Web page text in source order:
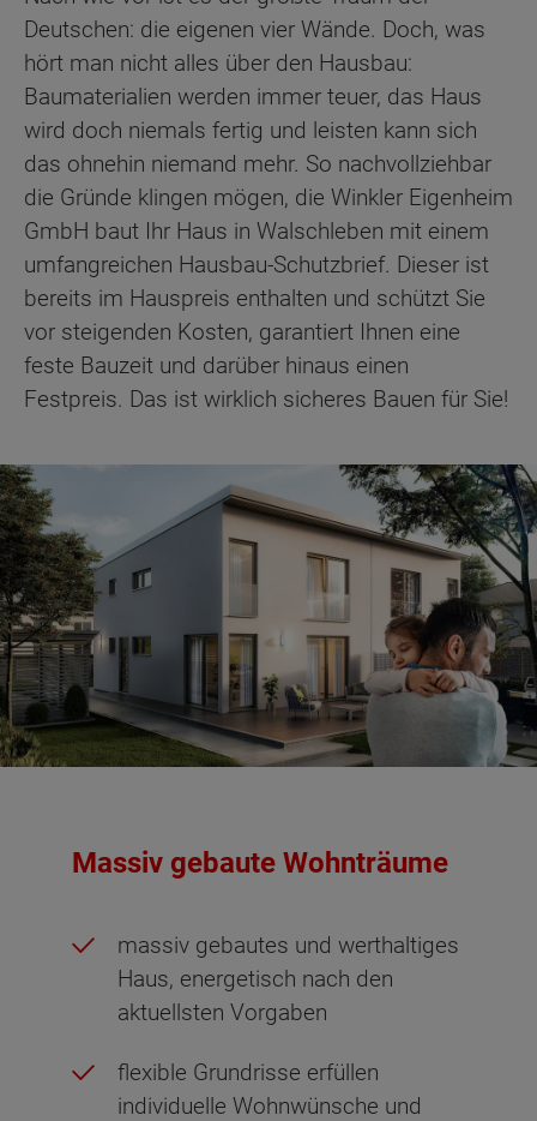
Deutschen: die eigenen vier Wände. Doch, was
hört man nicht alles über den Hausbau:
Baumaterialien werden immer teuer, das Haus
wird doch niemals fertig und leisten kann sich
das ohnehin niemand mehr. So nachvollziehbar
die Gründe klingen mögen, die Winkler Eigenheim
GmbH baut Ihr Haus in Walschleben mit einem
umfangreichen Hausbau-Schutzbrief. Dieser ist
bereits im Hauspreis enthalten und schützt Sie
vor steigenden Kosten, garantiert Ihnen eine
feste Bauzeit und darüber hinaus einen
Festpreis. Das ist wirklich sicheres Bauen für Sie!
Massiv gebaute Wohnträume
massiv gebautes und werthaltiges
Haus, energetisch nach den
aktuellsten Vorgaben
flexible Grundrisse erfüllen
individuelle Wohnwünsche und